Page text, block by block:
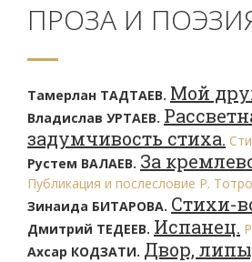
ПРОЗА И
Тамерлан ТАДТАЕВ. Мой
Владислав УРТАЕВ.
задумчивость стиха.
Рустем ВАЛАЕВ. За
Публикация и послесловие Р.
Зинаида БИТАРОВА. Стихи-
Дмитрий ТЕДЕЕВ. Испанец.
Ахсар КОДЗАТИ. Двор,